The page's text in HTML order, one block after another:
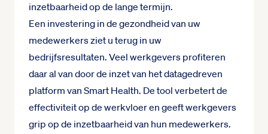
inzetbaarheid op de lange termijn.
Een investering in de gezondheid van uw
medewerkers ziet u terug in uw
bedrijfsresultaten. Veel werkgevers profiteren
daar al van door de inzet van het datagedreven
platform van Smart Health. De tool verbetert de
effectiviteit op de werkvloer en geeft werkgevers
grip op de inzetbaarheid van hun medewerkers.